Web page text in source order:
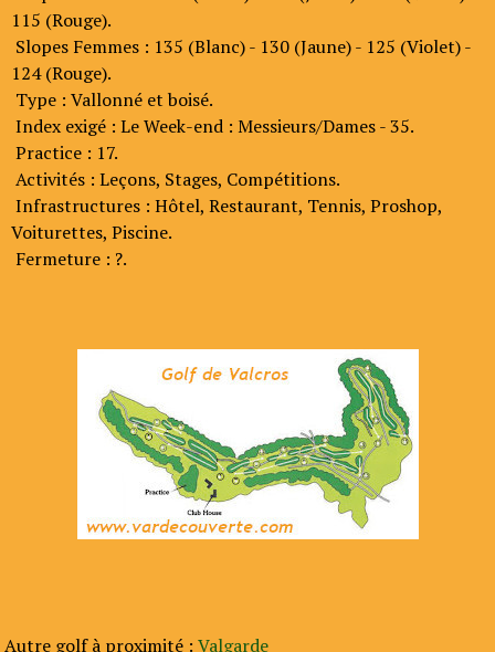
115 (Rouge).
Slopes Femmes : 135 (Blanc) - 130 (Jaune) - 125 (Violet) -
124 (Rouge).
Type : Vallonné et boisé.
Index exigé : Le Week-end : Messieurs/Dames - 35.
Practice : 17.
Activités : Leçons, Stages, Compétitions.
Infrastructures : Hôtel, Restaurant, Tennis, Proshop,
Voiturettes, Piscine.
Fermeture : ?.
Autre golf à proximité : Valgarde